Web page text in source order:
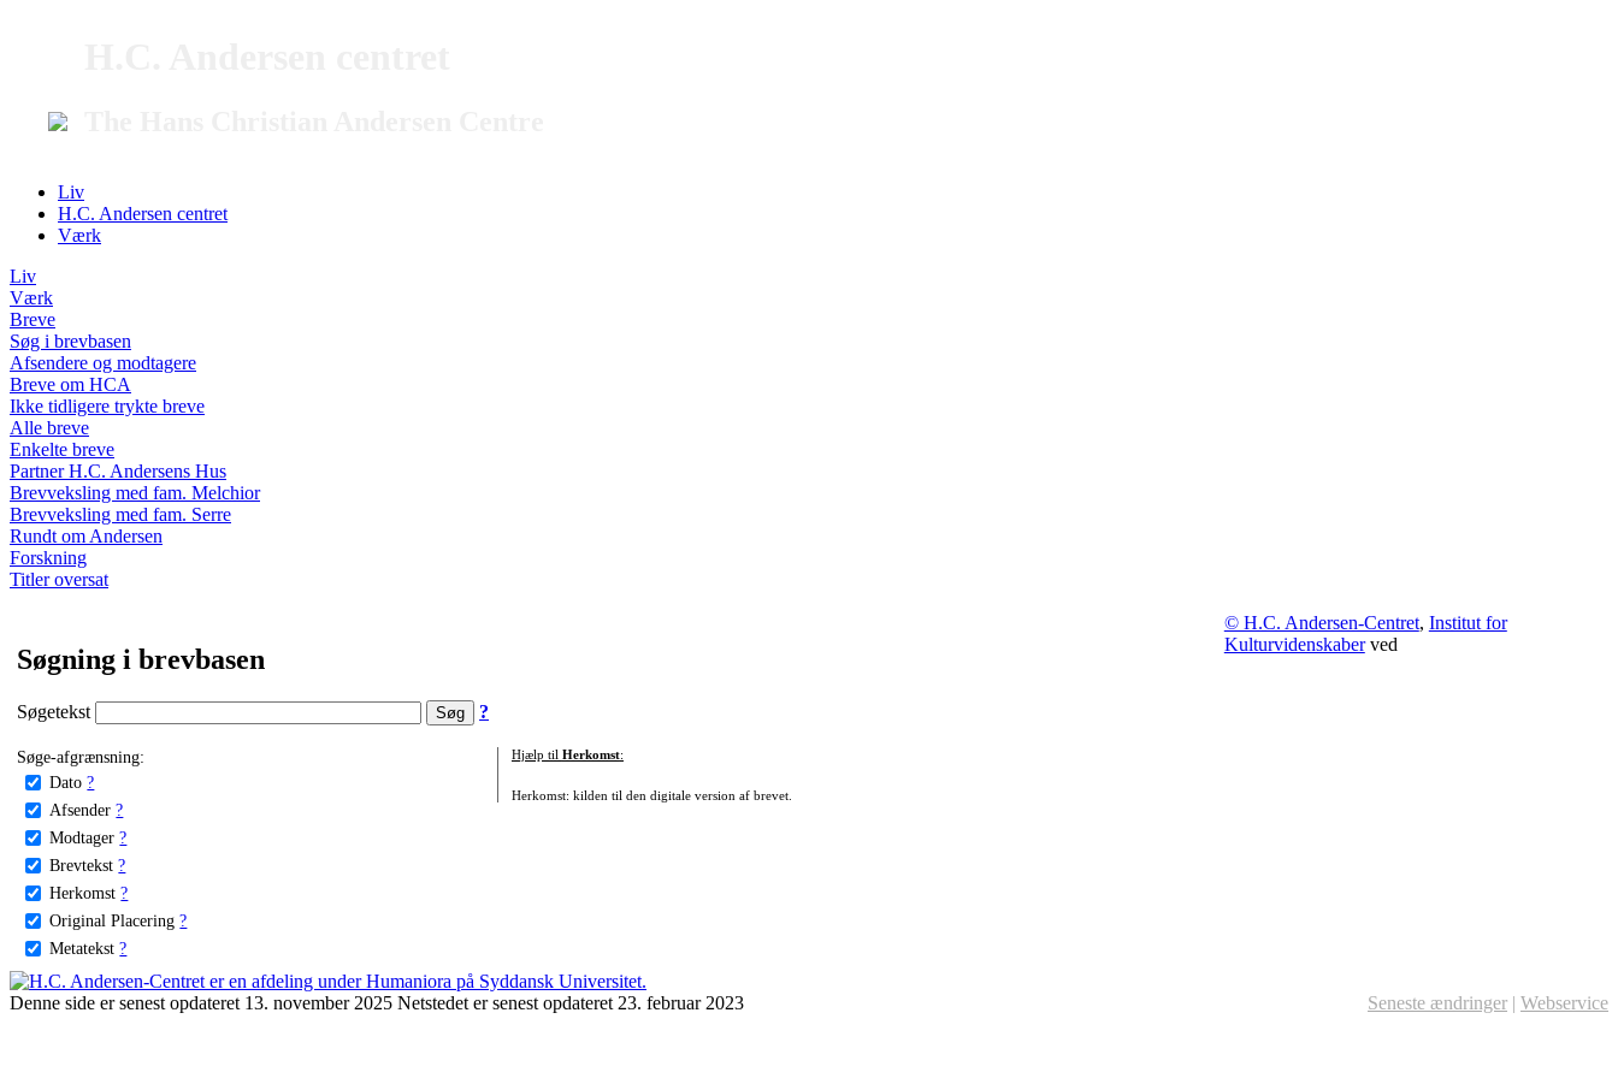
Liv
H.C. Andersen centret
Værk
Liv
Værk
Breve
Søg i brevbasen
Afsendere og modtagere
Breve om HCA
Ikke tidligere trykte breve
Alle breve
Enkelte breve
Partner H.C. Andersens Hus
Brevveksling med fam. Melchior
Brevveksling med fam. Serre
Rundt om Andersen
Forskning
Titler oversat
Søgning i brevbasen
Søgetekst ?
Søge-afgrænsning:
Dato ?
Afsender ?
Modtager ?
Brevtekst ?
Herkomst ?
Original Placering ?
Metatekst ?
Hjælp til Herkomst:
Herkomst: kilden til den digitale version af brevet.
© H.C. Andersen-Centret, Institut for
Kulturvidenskaberved
Denne side er senest opdateret 13. november 2025 Netstedet er senest opdateret 23. februar 2023 Seneste ændringer | Webservice